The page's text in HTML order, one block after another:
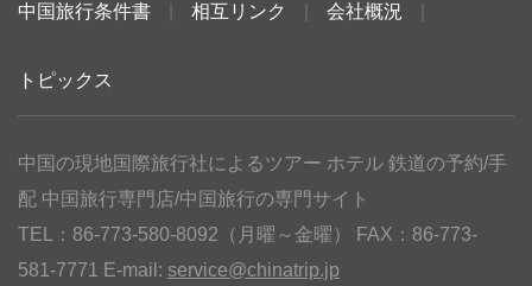
中国旅行条件書 相互リンク 会社概況
トピックス
中国の現地国際旅行社によるツアー ホテル 鉄道の予約/手
配 中国旅行専門店/中国旅行の専門サイト
TEL：86-773-580-8092（月曜～金曜） FAX：86-773-
581-7771 E-mail: service@chinatrip.jp